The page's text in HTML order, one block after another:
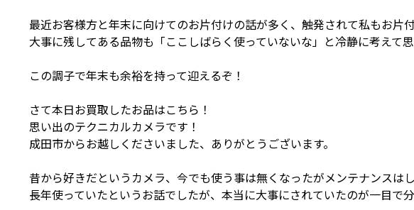
最近お客様方と年末に向けてのお片付けの話が多く、触発されて私もお片
大事に残してある品物も「ここしばらく使っていないな」と冷静に考えて
この調子で年末も余裕を持って迎えるぞ！
さて本日お買取したお品はこちら！
思い出のテクニカルカメラです！
成田市からお越しくださいました、ありがとうございます。
昔から好きだというカメラ、今でも使う事は無くなったがメンテナンスはし
長年使っていたというお話でしたが、本当に大事にされていたのが一目で